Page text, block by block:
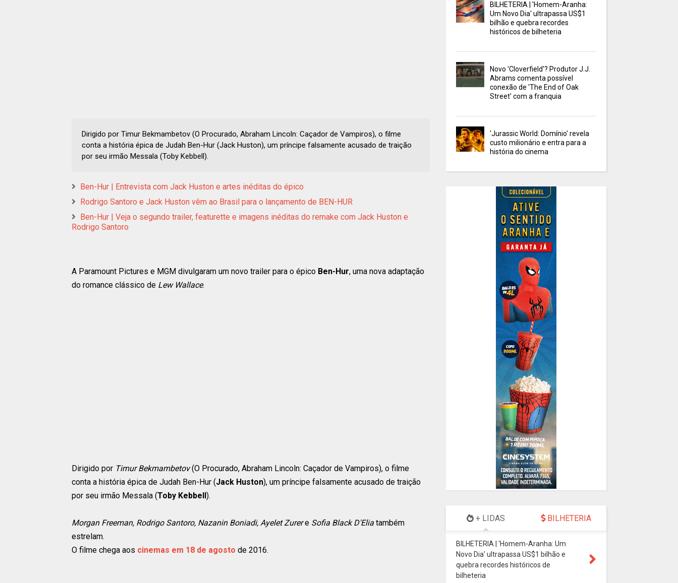
Dirigido por Timur Bekmambetov (O Procurado, Abraham Lincoln: Caçador de Vampiros), o filme
conta a história épica de Judah Ben-Hur (Jack Huston), um príncipe falsamente acusado de traição
por seu irmão Messala (Toby Kebbell).
Ben-Hur | Entrevista com Jack Huston e artes inéditas do épico
Rodrigo Santoro e Jack Huston vêm ao Brasil para o lançamento de BEN-HUR
Ben-Hur | Veja o segundo trailer, featurette e imagens inéditas do remake com Jack Huston e
Rodrigo Santoro
A Paramount Pictures e MGM divulgaram um novo trailer para o épico Ben-Hur, uma nova adaptação
do romance clássico de Lew Wallace.
Dirigido por Timur Bekmambetov(O Procurado, Abraham Lincoln: Caçador de Vampiros), o filme
conta a história épica de Judah Ben-Hur (Jack Huston), um príncipe falsamente acusado de traição
por seu irmão Messala (Toby Kebbell).
Morgan Freeman, Rodrigo Santoro, Nazanin Boniadi, Ayelet Zurere Sofia Black D'Elia também
estrelam.
O filme chega aos cinemas em 18 de agosto de 2016.
BILHETERIA | 'Homem-Aranha:
Um Novo Dia' ultrapassa US$1
bilhão e quebra recordes
históricos de bilheteria
Novo 'Cloverfield'? Produtor J.J.
Abrams comenta possível
conexão de 'The End of Oak
Street' com a franquia
'Jurassic World: Domínio' revela
custo milionário e entra para a
história do cinema
+ LIDAS BILHETERIA
BILHETERIA | 'Homem-Aranha: Um
Novo Dia' ultrapassa US$1 bilhão e
quebra recordes históricos de
bilheteria